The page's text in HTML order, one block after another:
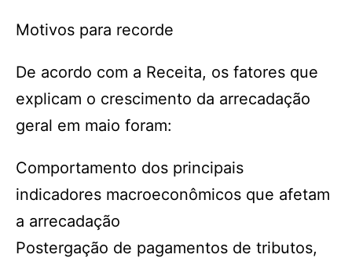
Motivos para recorde
De acordo com a Receita, os fatores que
explicam o crescimento da arrecadação
geral em maio foram:
Comportamento dos principais
indicadores macroeconômicos que afetam
a arrecadação
Postergação de pagamentos de tributos,